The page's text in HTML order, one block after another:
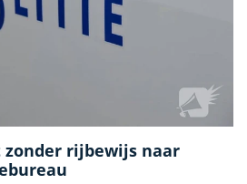
rijbewijs naar